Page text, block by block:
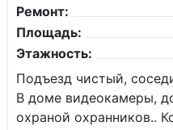
Ремонт:
Площадь:
Этажность:
Подъезд чистый,
В доме видеокамеры,
охраной охранников..